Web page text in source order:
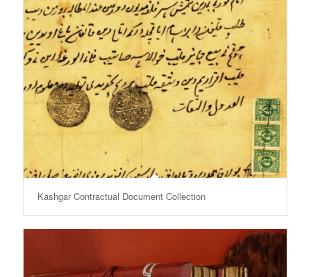
Kashgar Contractual Document Collection